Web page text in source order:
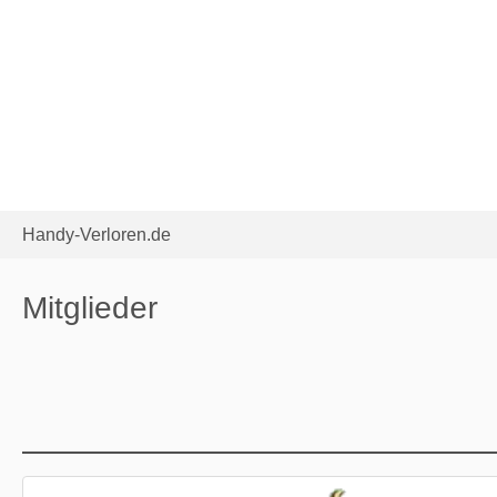
Handy-Verloren.de
Mitglieder